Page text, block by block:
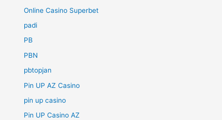
Online Casino Superbet
padi
PB
PBN
pbtopjan
Pin UP AZ Casino
pin up casino
Pin UP Casino AZ